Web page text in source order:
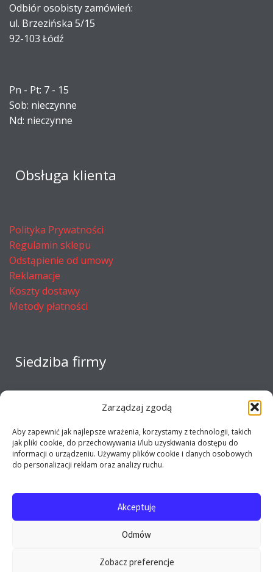
Zarządzaj zgodą
Aby zapewnić jak najlepsze wrażenia, korzystamy z technologii, takich
jak pliki cookie, do przechowywania i/lub uzyskiwania dostępu do
informacji o urządzeniu. Używamy plików cookie i danych osobowych
do personalizacji reklam oraz analizy ruchu.
Akceptuję
Odmów
Zobacz preferencje
Odbiór osobisty zamówień:
ul. Brzezińska 5/15
92-103 Łódź
Pn - Pt: 7 - 15
Sob: nieczynne
Nd: nieczynne
Obsługa klienta
Polityka Prywatności
Regulamin sklepu
Odstąpienie od umowy
Reklamacje
Koszty dostawy
Metody płatności
Siedziba firmy
Copyright 2017 - 2026 E-opel24.pl - Firma MIJ © All